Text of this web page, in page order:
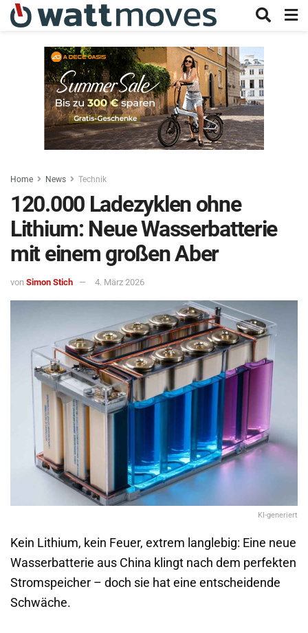
Home News Technik
120.000 Ladezyklen ohne
Lithium: Neue Wasserbatterie
mit einem großen Aber
von Simon Stich 4. März 2026
KI-generiert
Kein Lithium, kein Feuer, extrem langlebig: Eine neue
Wasserbatterie aus China klingt nach dem perfekten
Stromspeicher – doch sie hat eine entscheidende
Schwäche.